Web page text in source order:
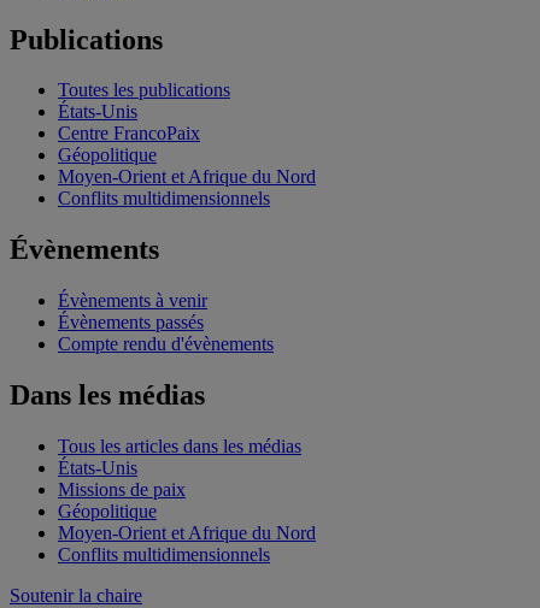
Publications
Toutes les publications
États-Unis
Centre FrancoPaix
Géopolitique
Moyen-Orient et Afrique du Nord
Conflits multidimensionnels
Évènements
Évènements à venir
Évènements passés
Compte rendu d'évènements
Dans les médias
Tous les articles dans les médias
États-Unis
Missions de paix
Géopolitique
Moyen-Orient et Afrique du Nord
Conflits multidimensionnels
Soutenir la chaire